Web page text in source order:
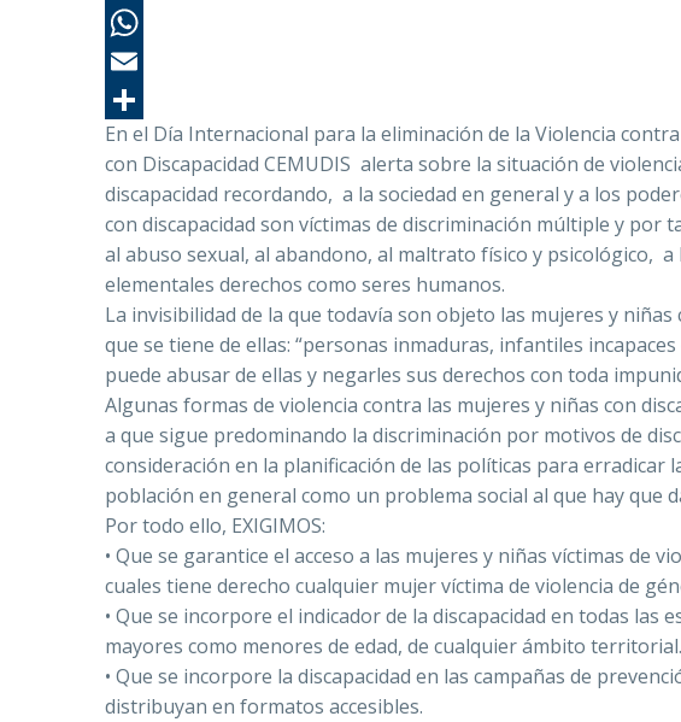
En el Día Internacional para la eliminación de la Violencia
con Discapacidad CEMUDIS alerta sobre la situación de
discapacidad recordando, a la sociedad en general y a los
con discapacidad son víctimas de discriminación múltiple y por
al abuso sexual, al abandono, al maltrato físico y psicológico, a
elementales derechos como seres humanos.
La invisibilidad de la que todavía son objeto las mujeres y
que se tiene de ellas: “personas inmaduras, infantiles
puede abusar de ellas y negarles sus derechos con toda
Algunas formas de violencia contra las mujeres y niñas con
a que sigue predominando la discriminación por motivos de
consideración en la planificación de las políticas para erradicar
población en general como un problema social al que hay que
Por todo ello, EXIGIMOS:
• Que se garantice el acceso a las mujeres y niñas víctimas de
cuales tiene derecho cualquier mujer víctima de violencia de
• Que se incorpore el indicador de la discapacidad en todas las
mayores como menores de edad, de cualquier ámbito territorial.
• Que se incorpore la discapacidad en las campañas de
distribuyan en formatos accesibles.